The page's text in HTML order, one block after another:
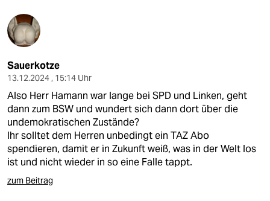
Sauerkotze
13.12.2024 , 15:14 Uhr
Also Herr Hamann war lange bei SPD und Linken, geht
dann zum BSW und wundert sich dann dort über die
undemokratischen Zustände?
Ihr solltet dem Herren unbedingt ein TAZ Abo
spendieren, damit er in Zukunft weiß, was in der Welt los
ist und nicht wieder in so eine Falle tappt.
zum Beitrag